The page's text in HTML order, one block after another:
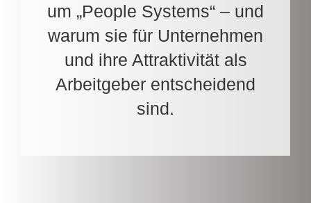
um „People Systems“ – und
warum sie für Unternehmen
und ihre Attraktivität als
Arbeitgeber entscheidend
sind.